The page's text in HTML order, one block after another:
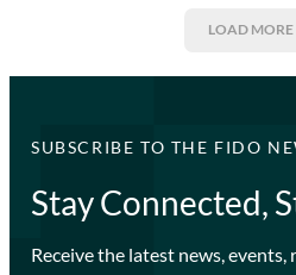
LOAD MORE
SUBSCRIBE TO THE FIDO
Stay Connected,
Receive the latest news, events,